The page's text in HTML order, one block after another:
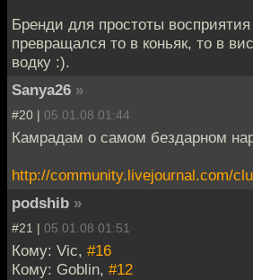
Бренди для простоты
превращался то в коньяк, то в
водку :).
Sanya26 »
#20 | 05.01.08 01:44
Камрадам о самом бездарном
http://community.livejournal.com/
podshib »
#21 | 05.01.08 01:51
Кому: Vic, #16
Кому: Goblin, #12